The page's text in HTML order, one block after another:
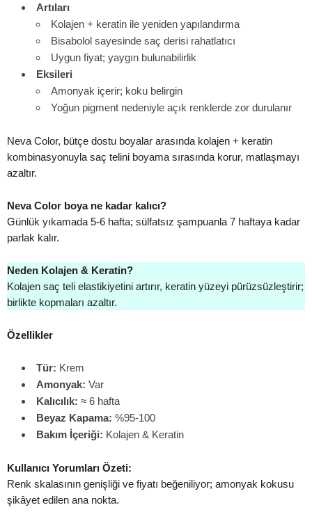
Artıları
Kolajen + keratin ile yeniden yapılandırma
Bisabolol sayesinde saç derisi rahatlatıcı
Uygun fiyat; yaygın bulunabilirlik
Eksileri
Amonyak içerir; koku belirgin
Yoğun pigment nedeniyle açık renklerde zor durulanır
Neva Color, bütçe dostu boyalar arasında kolajen + keratin
kombinasyonuyla saç telini boyama sırasında korur, matlaşmayı
azaltır.
Neva Color boya ne kadar kalıcı?
Günlük yıkamada 5-6 hafta; sülfatsız şampuanla 7 haftaya kadar
parlak kalır.
Neden Kolajen & Keratin?
Kolajen saç teli elastikiyetini artırır, keratin yüzeyi pürüzsüzleştirir;
birlikte kopmaları azaltır.
Özellikler
Tür: Krem
Amonyak: Var
Kalıcılık: ≈ 6 hafta
Beyaz Kapama: %95-100
Bakım İçeriği: Kolajen & Keratin
Kullanıcı Yorumları Özeti:
Renk skalasının genişliği ve fiyatı beğeniliyor; amonyak kokusu
şikâyet edilen ana nokta.